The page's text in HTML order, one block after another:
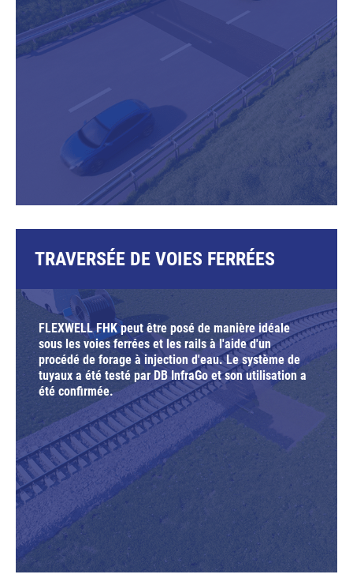
TRAVERSÉE DE VOIES FERRÉES
FLEXWELL FHK peut être posé de manière idéale
sous les voies ferrées et les rails à l'aide d'un
procédé de forage à injection d'eau. Le système de
tuyaux a été testé par DB InfraGo et son utilisation a
été confirmée.